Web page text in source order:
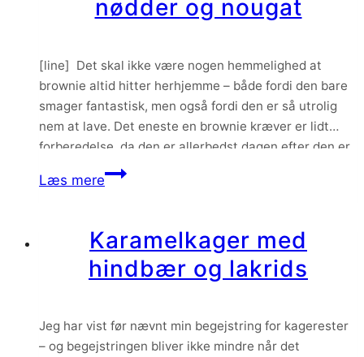
nødder og nougat
[line] Det skal ikke være nogen hemmelighed at
brownie altid hitter herhjemme – både fordi den bare
smager fantastisk, men også fordi den er så utrolig
nem at lave. Det eneste en brownie kræver er lidt
forberedelse, da den er allerbedst dagen efter den er
bagt. Det betyder dog ikke at man ikke kan
smugspise…
Læs mereJulebrownie
nødder
og
Karamelkager med
hindbær og lakrids
Jeg har vist før nævnt min begejstring for kagerester
– og begejstringen bliver ikke mindre når det